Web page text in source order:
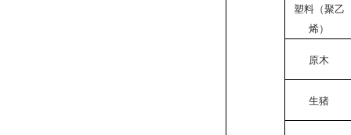
塑料（聚乙
烯）
原木
生猪